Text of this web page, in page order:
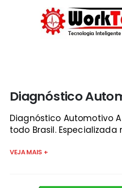
Diagnóstico
Diagnóstico Automotivo
todo Brasil.
VEJA MAIS +